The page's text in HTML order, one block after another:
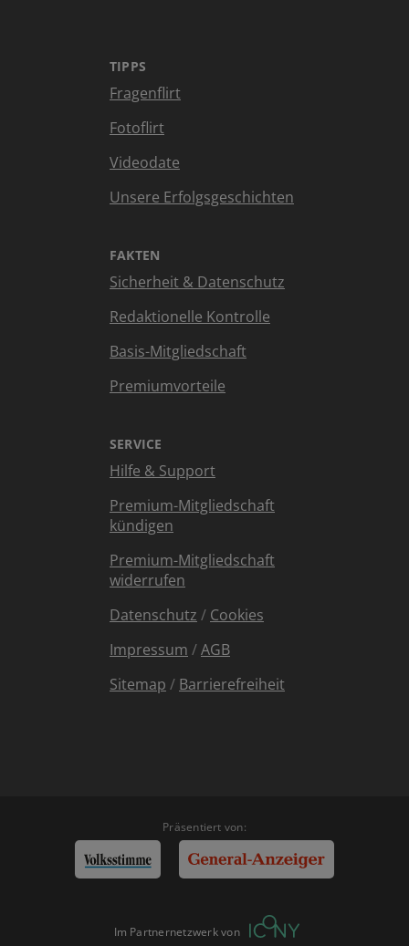
TIPPS
Fragenflirt
Fotoflirt
Videodate
Unsere Erfolgsgeschichten
FAKTEN
Sicherheit & Datenschutz
Redaktionelle Kontrolle
Basis-Mitgliedschaft
Premiumvorteile
SERVICE
Hilfe & Support
Premium-Mitgliedschaft
kündigen
Premium-Mitgliedschaft
widerrufen
Datenschutz / Cookies
Impressum /AGB
Sitemap / Barrierefreiheit
Präsentiert von:
Im Partnernetzwerk von